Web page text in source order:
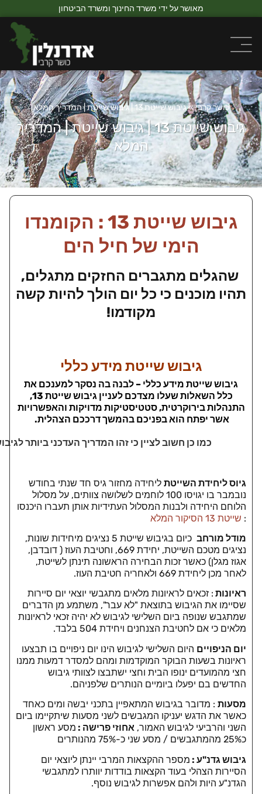
מאושר על ידי משרד החינוך ומשרד הביטחון
כושר קרבי»גיבוש שייטת 13 | גיבוש שייטת | המדריך המלא
גיבוש שייטת 13 | גיבוש שייטת | המדריך
המלא
גיבוש שייטת 13 : הקומנדו
הימי של חיל הים
שהגלים מתגברים החזקים מתגלים,
תהיו מוכנים כי כל יום הולך להיות קשה
מקודמו!
גיבוש שייטת מידע כללי
גיבוש שייטת מידע כללי – לבנה בה נסקר למענכם את
כלל השאלות שעלו מצדכם לעניין גיבוש שייטת 13,
התנהלותבירוקרטית,סטטיסטיקות מדויקות והאפשרויות
אשר יפתח הוא בפניכם בהמשך דרככם הצהלית.
כמו כן חשוב לציין כי זהו המדריך העדכני ביותר
גיוס ליחידת השייטת ליחידה מחזור גיס חד שנתי בחודש
נובמבר בו יגויסו 100 לוחמים לשלושה צוותים, על מסלול
הלוחם היחידה ולבנות המסלול העתידיות אותן תעברו היכנסו
: שייטת 13 הסיקור המלא
מודל מורחב
כיום בגיבוש שייטת 5 נציגים מיחידות שונות,
נציגים מטכם השייטת, יחידת 669, וחטיבת העוז ( דובדבן,
אגוז מגלן) כאשר זכות הבחירה הראשונה תינתן לשייטת,
לאחר מכן ליחידת 669 ולאחריה חטיבת העוז.
ראיונות : זכאים לראיונות מלאים מתגבשי יוצאי יום סיירות
שסיימו את הגיבוש בתוצאת "לא עבר", משתמע מן הדברים
שמתגבש שנופה ביום השלישי לגיבוש לא יהיה זכאי לראיונות
מלאים כי אם לחטיבת הצנחנים ויחידת 504 בלבד.
יום הניפויים היום השלישי לגיבוש הינו יום ניפויים בו תבצעו
ראיונות בשעות הבוקר המוקדמות ומהם למסדר דמעות ממנו
חצי מהמועדים ינופו הבית וחצי ישתבצו לצוותי גיבוש
החדשים בם יפעלו ביומיים הנותרים שלפניהם.
מסעות : מדובר בגיבוש המתאפיין בתכני יבשה ומים כאחד
כאשר את הדגש יעניקו המגבשים לשני מסעות שיתקיימו ביום
השני והרביעי לגיבוש האמור, אחוזי פרישה : מסע ראשון
כ25% מהמתגבשים / מסע שני כ-75% מהנותרים
גיבוש גדנ"ע : מספר ההקצאות המרבי יינתן ליוצאי יום
הסיירות הצהלי בעוד הקצאות בודדות יוותרו למתגבשי
הגדנ"ע היות ולהם אפשרות לגיבוש נוסף.